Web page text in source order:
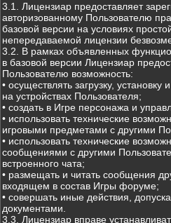
3.1. Лицензиар предоставляет
авторизованному Пользователю
базовой версии на условиях
непередаваемой лицензии
3.2. В рамках объявленных
в базовой версии Лицензиар
Пользователю возможность:
• осуществлять загрузку,
на устройствах Пользователя;
• создать в Игре персонажа и
• использовать технические
игровыми предметами с другими
• использовать технические
сообщениями с другими
встроенного чата;
• размещать и читать сообщения
входящем в состав Игры форуме;
• совершать иные действия,
документами.
3.3. Лицензиар вправе